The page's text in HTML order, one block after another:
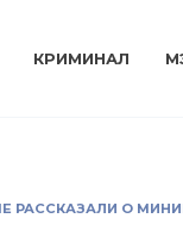
КРИМИНАЛ
РАССКАЗАЛИ О